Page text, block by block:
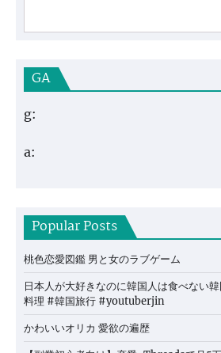
GA
g:
a:
Popular Posts
桃色恋愛図鑑 男と女のラブゲーム
日本人が大好きなのに韓国人は食べない
料理 #韓国旅行 #youtuberjin
かわいいオリカ 愛欲の遍歴